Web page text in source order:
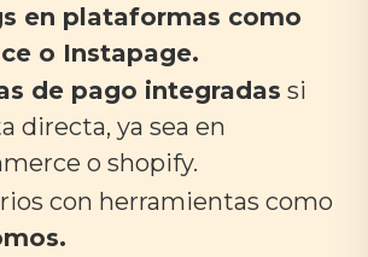
en plataformas como
o Instapage.
de pago integradas si
directa, ya sea en
o shopify.
con herramientas como